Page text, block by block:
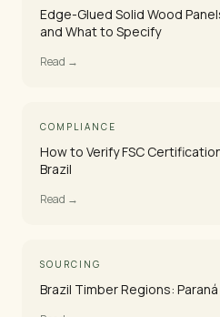
Edge-Glued Solid Wood
and What to Specify
Read →
COMPLIANCE
How to Verify FSC
Brazil
Read →
SOURCING
Brazil Timber Regions: